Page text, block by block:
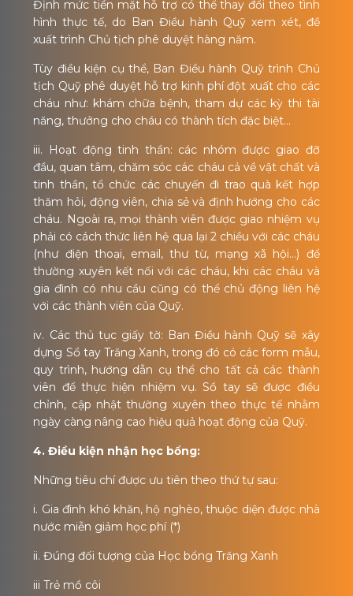
Định mức tiền mặt hỗ trợ có thể thay đổi theo tình
hình thực tế, do Ban Điều hành Quỹ xem xét, đề
xuất trình Chủ tịch phê duyệt hàng năm.
Tùy điều kiện cụ thể, Ban Điều hành Quỹ trình Chủ
tịch Quỹ phê duyệt hỗ trợ kinh phí đột xuất cho các
cháu như: khám chữa bệnh, tham dự các kỳ thi tài
năng, thưởng cho cháu có thành tích đặc biệt…
iii. Hoạt động tinh thần: các nhóm được giao đỡ
đầu, quan tâm, chăm sóc các cháu cả về vật chất và
tinh thần, tổ chức các chuyến đi trao quà kết hợp
thăm hỏi, động viên, chia sẻ và định hướng cho các
cháu. Ngoài ra, mọi thành viên được giao nhiệm vụ
phải có cách thức liên hệ qua lại 2 chiều với các cháu
(như điện thoại, email, thư từ, mạng xã hội…) để
thường xuyên kết nối với các cháu, khi các cháu và
gia đình có nhu cầu cũng có thể chủ động liên hệ
với các thành viên của Quỹ.
iv. Các thủ tục giấy tờ: Ban Điều hành Quỹ sẽ xây
dựng Sổ tay Trăng Xanh, trong đó có các form mẫu,
quy trình, hướng dẫn cụ thể cho tất cả các thành
viên để thực hiện nhiệm vụ. Sổ tay sẽ được điều
chỉnh, cập nhật thường xuyên theo thực tế nhằm
ngày càng nâng cao hiệu quả hoạt động của Quỹ.
4. Điều kiện nhận học bổng:
Những tiêu chí được ưu tiên theo thứ tự sau:
i. Gia đình khó khăn, hộ nghèo, thuộc diện được nhà
nước miễn giảm học phí (*)
ii. Đúng đối tượng của Học bổng Trăng Xanh
iii Trẻ mồ côi